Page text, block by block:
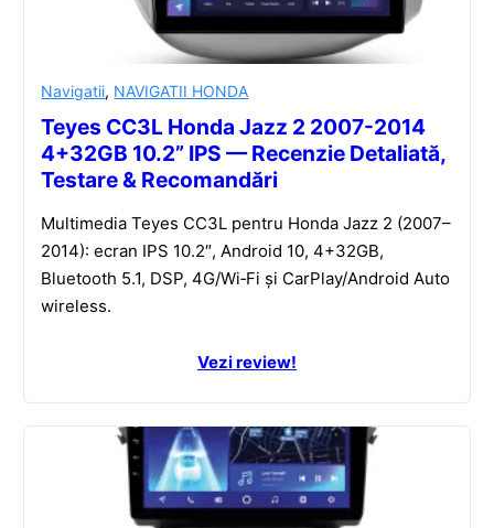
Navigatii, NAVIGATII HONDA
Teyes CC3L Honda Jazz 2 2007-2014
4+32GB 10.2” IPS — Recenzie Detaliată,
Testare & Recomandări
Multimedia Teyes CC3L pentru Honda Jazz 2 (2007–
2014): ecran IPS 10.2″, Android 10, 4+32GB,
Bluetooth 5.1, DSP, 4G/Wi‑Fi și CarPlay/Android Auto
wireless.
Vezi review!